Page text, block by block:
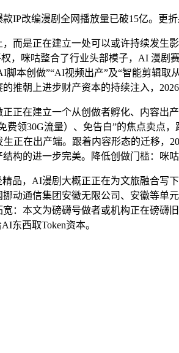
改编漫剧全网播放量已破15亿。更折
是正在建立一处可以或许持续发生
，咪咕整合了行业头部模子，AI 漫
本创做”“AI视频出产”及“智能剪辑
推朝上进步财产资本的持续注入，2026
在建立一个从创做者孵化、内容出
领30G流量）、免告白”的焦点卖点
正在出产端。跟着内容形态的迁移，
构的进一步完美。降低创做门槛：咪
，AI漫剧大概正正在为文旅融合写
动通信集团安徽无限公司、安徽等单
本文为磅礴号做者或机构正在磅礴
东西取Token资本。